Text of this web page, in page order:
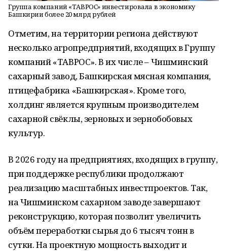
Группа компаний «ТАВРОС» инвестировала в экономику
Башкирии более 20 млрд рублей
Отметим, на территории региона действуют
несколько агропредприятий, входящих в Группу
компаний «ТАВРОС». В их числе – Чишминский
сахарный завод, Башкирская мясная компания,
птицефабрика «Башкирская». Кроме того,
холдинг является крупным производителем
сахарной свёклы, зерновых и зернобобовых
культур.
В 2026 году на предприятиях, входящих в группу,
при поддержке республики продолжают
реализацию масштабных инвестпроектов. Так,
на Чишминском сахарном заводе завершают
реконструкцию, которая позволит увеличить
объём переработки сырья до 6 тысяч тонн в
сутки. На проектную мощность выходит и